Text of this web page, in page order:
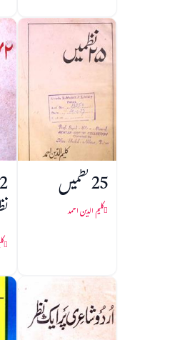
25 نظمیں
کلیم الدین احمد